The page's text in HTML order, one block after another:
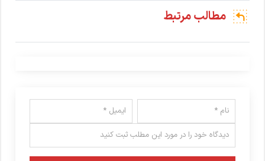
مطالب مرتبط